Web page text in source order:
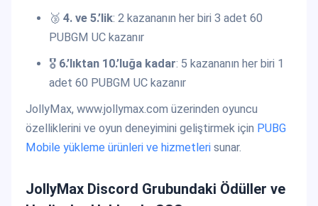
🥉 4. ve 5.’lik: 2 kazananın her biri 3 adet 60
PUBGM UC kazanır
🎖️ 6.’lıktan 10.’luğa kadar: 5 kazananın her biri 1
adet 60 PUBGM UC kazanır
JollyMax, www.jollymax.com üzerinden oyuncu
özelliklerini ve oyun deneyimini geliştirmek için PUBG
Mobile yükleme ürünleri ve hizmetleri sunar.
JollyMax Discord Grubundaki Ödüller ve